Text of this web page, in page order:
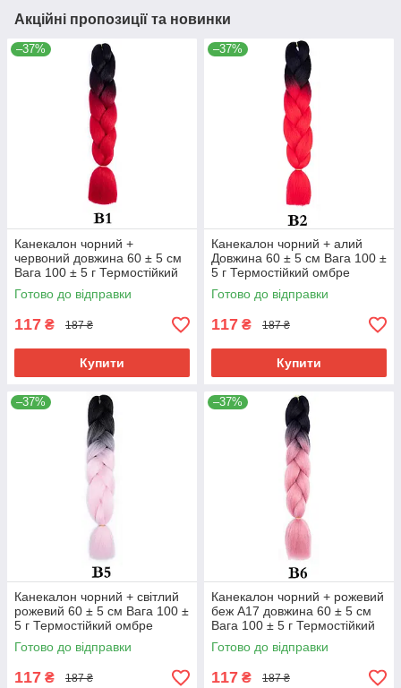
Акційні пропозиції та новинки
–37%
Канекалон чорний +
червоний довжина 60 ± 5 см
Вага 100 ± 5 г Термостійкий
омбре двокольоровий коса
Jumbo Braid
Готово до відправки
117 ₴ 187 ₴
Купити
–37%
Канекалон чорний + алий
Довжина 60 ± 5 см Вага 100 ±
5 г Термостійкий омбре
двокольоровий коса Jumbo
Braid В2
Готово до відправки
117 ₴ 187 ₴
Купити
–37%
Канекалон чорний + світлий
рожевий 60 ± 5 см Вага 100 ±
5 г Термостійкий омбре
двоколірний коса Jumbo
Braid В5
Готово до відправки
117 ₴ 187 ₴
–37%
Канекалон чорний + рожевий
беж А17 довжина 60 ± 5 см
Вага 100 ± 5 г Термостійкий
омбре двокольоровий коса
Jumbo
Готово до відправки
117 ₴ 187 ₴